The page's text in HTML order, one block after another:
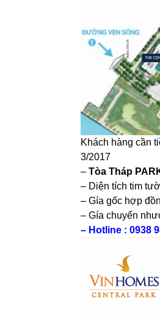
Khách hàng cần
3/2017
– Tòa Tháp
– Diện tích tim
– Gía gốc hợp
– Gía chuyển
– Hotline : 0938